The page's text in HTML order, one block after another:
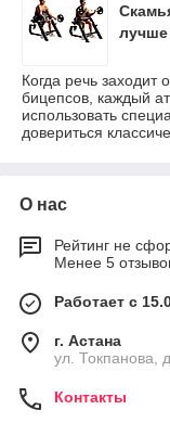
лучше
Когда речь
бицепсов, каждый
использовать
довериться
О нас
Рейтинг не
Менее 5
Работает с
г. Астана
ул. Токпанова,
Контакты